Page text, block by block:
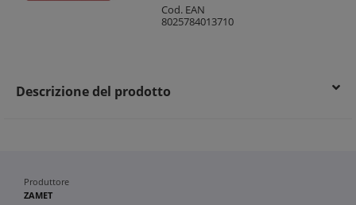
Cod. EAN
8025784013710
Descrizione del prodotto
Produttore
ZAMET